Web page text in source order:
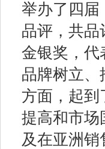
举办了四届
品评，共品
金银奖，代
品牌树立、
方面，起到
提高和市场
及在亚洲销